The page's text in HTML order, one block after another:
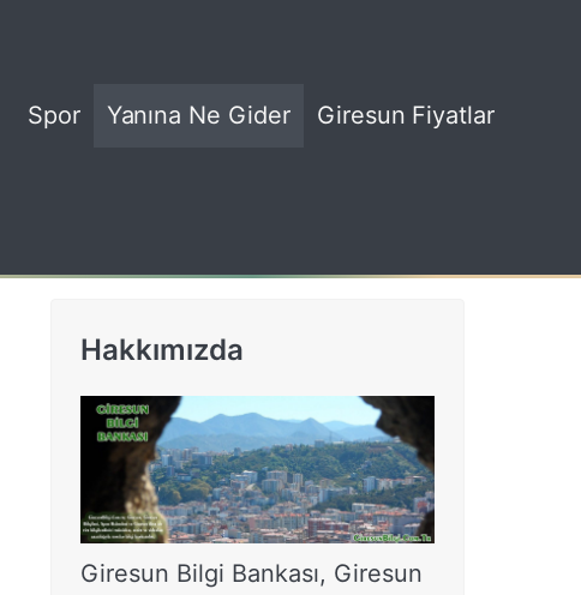
Spor Yanına Ne Gider Giresun Fiyatlar
Hakkımızda
Giresun Bilgi Bankası, Giresun